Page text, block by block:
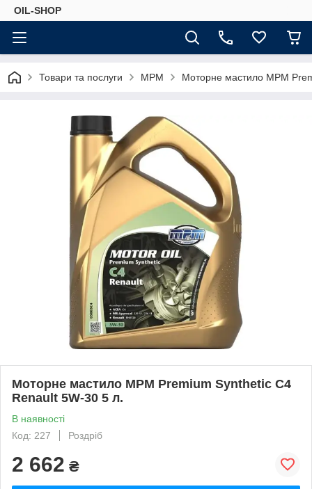
OIL-SHOP
Товари та послуги MPM Моторне мастило MPM
Моторне мастило MPM Premium Synthetic C4
Renault 5W-30 5 л.
В наявності
Код: 227
Роздріб
2 662 ₴